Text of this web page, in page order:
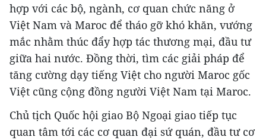
hợp với các bộ, ngành, cơ quan chức năng ở
Việt Nam và Maroc để tháo gỡ khó khăn, vướng
mắc nhằm thúc đẩy hợp tác thương mại, đầu tư
giữa hai nước. Đồng thời, tìm các giải pháp để
tăng cường dạy tiếng Việt cho người Maroc gốc
Việt cũng cộng đồng người Việt Nam tại Maroc.
Chủ tịch Quốc hội giao Bộ Ngoại giao tiếp tục
quan tâm tới các cơ quan đại sứ quán, đầu tư cơ